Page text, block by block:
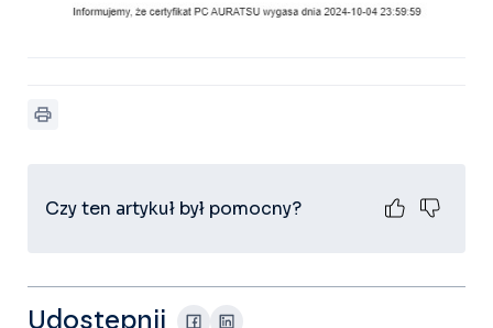
Czy ten artykuł był pomocny?
Udostępnij